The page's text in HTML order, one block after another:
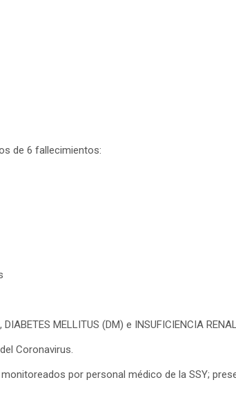
de 6 fallecimientos:
MELLITUS (DM) e INSUFICIENCIA
Coronavirus.
por personal médico de la SSY;